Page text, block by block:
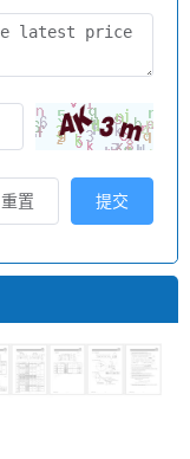
提交
重置